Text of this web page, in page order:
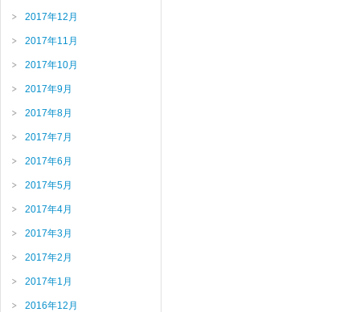
2017年12月
2017年11月
2017年10月
2017年9月
2017年8月
2017年7月
2017年6月
2017年5月
2017年4月
2017年3月
2017年2月
2017年1月
2016年12月